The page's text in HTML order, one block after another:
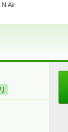
Air